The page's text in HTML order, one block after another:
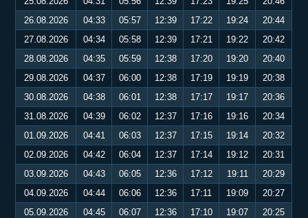
26.08.2026
04:33 05:57 12:39 17:22 19:24
20:44
27.08.2026
04:34 05:58 12:39 17:21 19:22
20:42
28.08.2026
04:35 05:59 12:38 17:20 19:20
20:40
29.08.2026
04:37 06:00 12:38 17:19 19:19
20:38
30.08.2026
04:38 06:01 12:38 17:17 19:17
20:36
31.08.2026
04:39 06:02 12:37 17:16 19:16
20:34
01.09.2026
04:41 06:03 12:37 17:15 19:14
20:32
02.09.2026
04:42 06:04 12:37 17:14 19:12
20:31
03.09.2026
04:43 06:05 12:36 17:12 19:11
20:29
04.09.2026
04:44 06:06 12:36 17:11 19:09
20:27
05.09.2026
04:45 06:07 12:36 17:10 19:07
20:25